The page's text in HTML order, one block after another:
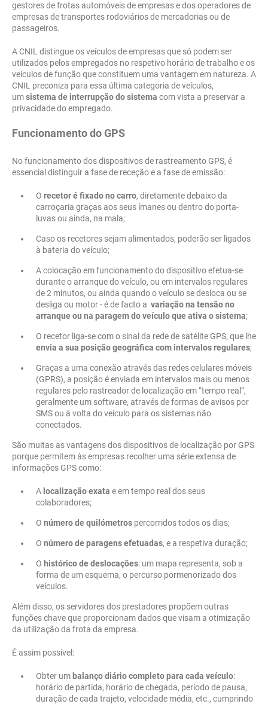
gestores de frotas automóveis de empresas e dos operadores de
empresas de transportes rodoviários de mercadorias ou de
passageiros.
A CNIL distingue os veículos de empresas que só podem ser
utilizados pelos empregados no respetivo horário de trabalho e os
veículos de função que constituem uma vantagem em natureza. A
CNIL preconiza para essa última categoria de veículos,
umsistema de interrupção do sistema com vista a preservar a
privacidade do empregado.
Funcionamento do GPS
No funcionamento dos dispositivos de rastreamento GPS, é
essencial distinguir a fase de receção e a fase de emissão:
O recetor é fixado no carro, diretamente debaixo da
carroçaria graças aos seus ímanes ou dentro do porta-
luvas ou ainda, na mala;
Caso os recetores sejam alimentados, poderão ser ligados
à bateria do veículo;
A colocação em funcionamento do dispositivo efetua-se
durante o arranque do veículo, ou em intervalos regulares
de 2 minutos, ou ainda quando o veículo se desloca ou se
desliga ou motor - é de facto a variação na tensão no
arranque ou na paragem do veículo que ativa o sistema;
O recetor liga-se com o sinal da rede de satélite GPS, que lhe
envia a sua posição geográfica com intervalos regulares;
Graças a uma conexão através das redes celulares móveis
(GPRS), a posição é enviada em intervalos mais ou menos
regulares pelo rastreador de localização em “tempo real”,
geralmente um software, através de formas de avisos por
SMS ou à volta do veículo para os sistemas não
conectados.
São muitas as vantagens dos dispositivos de localização por GPS
porque permitem às empresas recolher uma série extensa de
informações GPS como:
A localização exata e em tempo real dos seus
colaboradores;
O número de quilómetros percorridos todos os dias;
O número de paragens efetuadas, e a respetiva duração;
O histórico de deslocações: um mapa representa, sob a
forma de um esquema, o percurso pormenorizado dos
veículos.
Além disso, os servidores dos prestadores propõem outras
funções chave que proporcionam dados que visam a otimização
da utilização da frota da empresa.
É assim possível:
Obter um balanço diário completo para cada veículo:
horário de partida, horário de chegada, período de pausa,
duração de cada trajeto, velocidade média, etc., cumprindo